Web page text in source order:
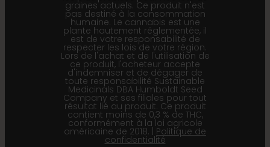
graines actuels. Ce produit n'est
pas destiné à la consommation
humaine. Le cannabis est une
plante hautement réglementée, il
est de votre responsabilité de
respecter les lois de votre région.
Lors de l'achat et de l'utilisation de
ce produit, l'acheteur accepte
d'indemniser et de dégager de
toute responsabilité Sustainable
Medicinals DBA Humboldt Seed
Company et ses filiales pour tout
résultat lié au produit. Ce produit
contient moins de 0,3 % de THC,
conformément à la loi agricole
américaine de 2018. | Politique de
confidentialité